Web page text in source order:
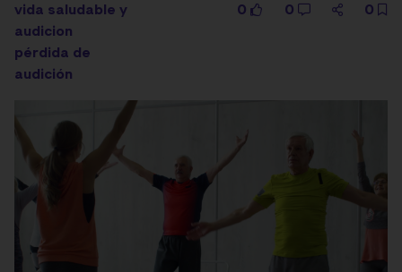
vida saludable y
audicion
pérdida de
audición
0 0 0